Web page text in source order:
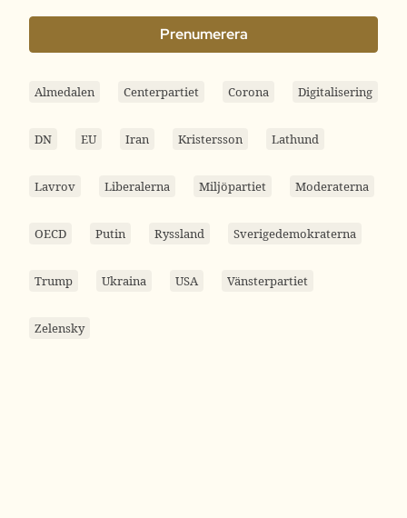
Prenumerera
Almedalen Centerpartiet Corona Digitalisering
DN EU Iran Kristersson Lathund
Lavrov Liberalerna Miljöpartiet Moderaterna
OECD Putin Ryssland Sverigedemokraterna
Trump Ukraina USA Vänsterpartiet
Zelensky